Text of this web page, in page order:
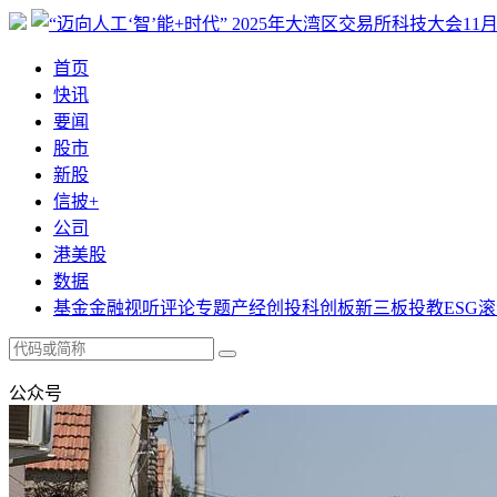
首页
快讯
要闻
股市
新股
信披+
公司
港美股
数据
基金金融视听评论专题产经创投科创板新三板投教ESG
公众号